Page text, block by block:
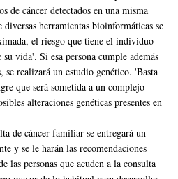
de cáncer detectados en una misma
herramientas bioinformáticas se
el riesgo que tiene el individuo
vida'. Si esa persona cumple además
se realizará un estudio genético. 'Basta
que será sometida a un complejo
alteraciones genéticas presentes en
de cáncer familiar se entregará un
y se le harán las recomendaciones
las personas que acuden a la consulta